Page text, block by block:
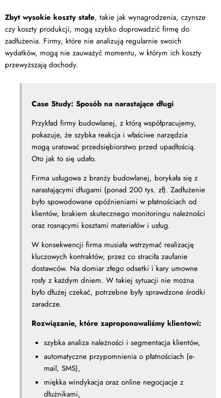
Zbyt wysokie koszty stałe, takie jak wynagrodzenia, czynsze
czy koszty produkcji, mogą szybko doprowadzić firmę do
zadłużenia. Firmy, które nie analizują regularnie swoich
wydatków, mogą nie zauważyć momentu, w którym ich koszty
przewyższają dochody.
Case Study: Sposób na narastające długi
Przykład firmy budowlanej, z którą współpracujemy,
pokazuje, że szybka reakcja i właściwe narzędzia
mogą uratować przedsiębiorstwo przed upadłością.
Oto jak to się udało.
Firma usługowa z branży budowlanej, borykała się z
narastającymi długami (ponad 200 tys. zł). Zadłużenie
było spowodowane opóźnieniami w płatnościach od
klientów, brakiem skutecznego monitoringu należności
oraz rosnącymi kosztami materiałów i usług.
W konsekwencji firma musiała wstrzymać realizację
kluczowych kontraktów, przez co straciła zaufanie
dostawców. Na domiar złego odsetki i kary umowne
rosły z każdym dniem. W takiej sytuacji nie można
było dłużej czekać, potrzebne były sprawdzone środki
zaradcze.
Rozwiązanie, które zaproponowaliśmy klientowi:
szybka analiza należności i segmentacja klientów,
automatyczne przypomnienia o płatnościach (e-
mail, SMS),
miękka windykacja oraz online negocjacje z
dłużnikami,